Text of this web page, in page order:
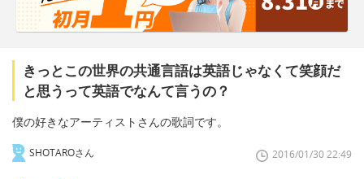
きっとこの世界の共通言語は英語じゃなくて笑顔だ
と思うって英語でなんて言うの？
僕の好きなアーティストさんの歌詞です。
SHOTAROさん 2016/01/30 22:49